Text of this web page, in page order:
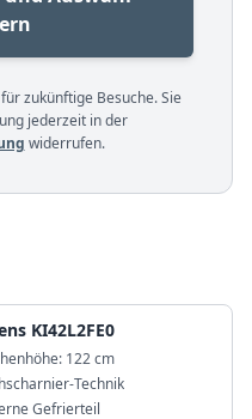
zukünftige Besuche. Sie
jederzeit in der
widerrufen.
KI42L2FE0
122 cm
Technik
Gefrierteil